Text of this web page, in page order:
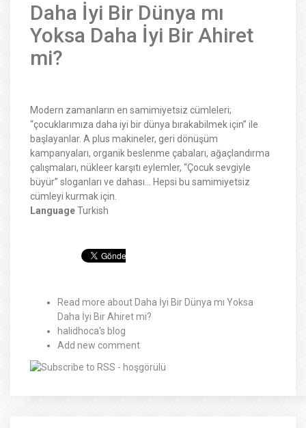
Daha İyi Bir Dünya mı
Yoksa Daha İyi Bir Ahiret
mi?
Modern zamanların en samimiyetsiz cümleleri;
“çocuklarımıza daha iyi bir dünya bırakabilmek için” ile
başlayanlar. A plus makineler, geri dönüşüm
kampanyaları, organik beslenme çabaları, ağaçlandırma
çalışmaları, nükleer karşıtı eylemler, “Çocuk sevgiyle
büyür” sloganları ve dahası… Hepsi bu samimiyetsiz
cümleyi kurmak için.
LanguageTurkish
Read more about Daha İyi Bir Dünya mı Yoksa
Daha İyi Bir Ahiret mi?
halidhoca's blog
Add new comment